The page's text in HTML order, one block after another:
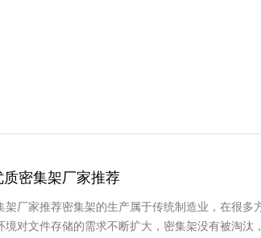
密集架厂家推荐
厂家推荐密集架的生产属于传统制造业，在很
境对文件存储的需求不断扩大，密集架没有被淘